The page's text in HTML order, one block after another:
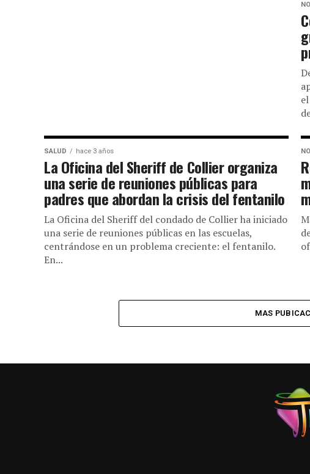
SALUD hace 3 años
La Oficina del Sheriff de Collier organiza
una serie de reuniones públicas para
padres que abordan la crisis del fentanilo
La Oficina del Sheriff del condado de Collier ha iniciado
una serie de reuniones públicas en las escuelas,
centrándose en un problema creciente: el fentanilo.
En...
MAS